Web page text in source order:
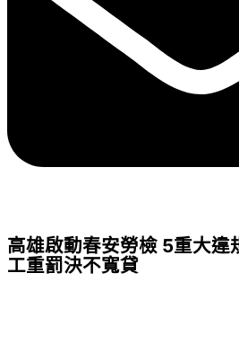
高雄啟動春安勞檢 5重大違
工重罰決不寬貸